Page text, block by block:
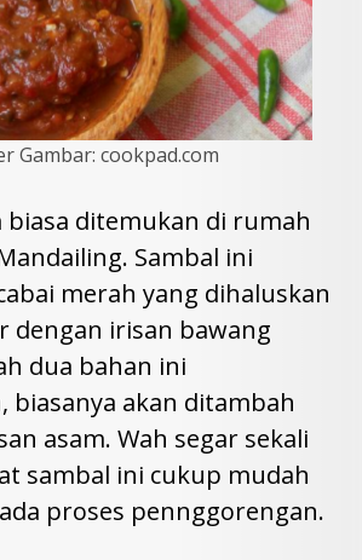
Gambar: cookpad.com
biasa ditemukan di rumah
Sambal ini
merah yang dihaluskan
dengan irisan bawang
dua bahan ini
biasanya akan ditambah
asam. Wah segar sekali
sambal ini cukup mudah
proses pennggorengan.